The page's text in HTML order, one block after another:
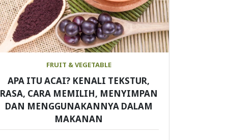
FRUIT & VEGETABLE
APA ITU ACAI? KENALI TEKSTUR,
RASA, CARA MEMILIH, MENYIMPAN
DAN MENGGUNAKANNYA DALAM
MAKANAN